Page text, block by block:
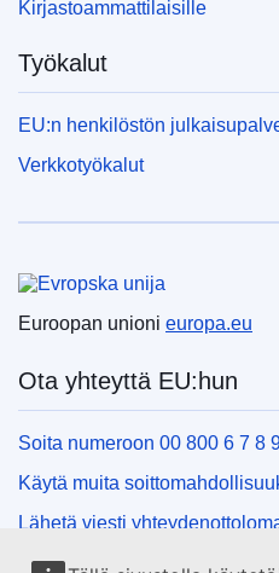
Kirjastoammattilaisille
Työkalut
EU:n henkilöstön
Verkkotyökalut
Euroopan unioni europa.eu
Ota yhteyttä EU:hun
Soita numeroon 00 800 6 7 8
Käytä muita
Lähetä viesti
Käy EU:n tiedotuspisteessä